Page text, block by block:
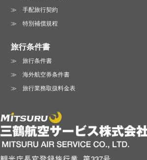
手配旅行契約
特別補償規程
旅行条件書
旅行条件書
海外航空券条件書
旅行業務取扱料金表